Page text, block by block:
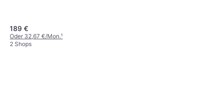
189 €
Oder 32,67 €/Mon.¹
2 Shops